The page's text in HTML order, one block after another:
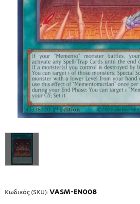
Κωδικός (SKU):VASM-EN008